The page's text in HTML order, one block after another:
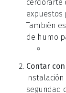
cerciorarte
expuestos
También
de humo
Contar
instalación
seguridad